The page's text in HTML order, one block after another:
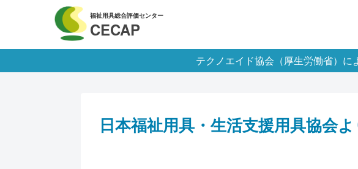
テクノエイド協会（厚生労働省）に
日本福祉用具・生活支援用具協会